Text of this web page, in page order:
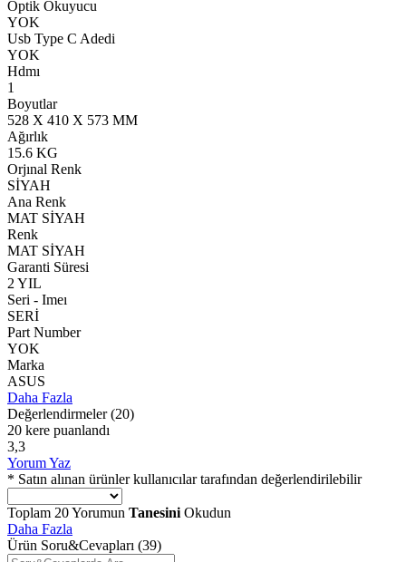
Optik Okuyucu
YOK
Usb Type C Adedi
YOK
Hdmı
1
Boyutlar
528 X 410 X 573 MM
Ağırlık
15.6 KG
Orjınal Renk
SİYAH
Ana Renk
MAT SİYAH
Renk
MAT SİYAH
Garanti Süresi
2 YIL
Seri - Imeı
SERİ
Part Number
YOK
Marka
ASUS
Daha Fazla
Değerlendirmeler (20)
20 kere puanlandı
3,3
Yorum Yaz
* Satın alınan ürünler kullanıcılar tarafından değerlendirilebilir
Toplam 20Yorumun Tanesini Okudun
Daha Fazla
Ürün Soru&Cevapları (39)